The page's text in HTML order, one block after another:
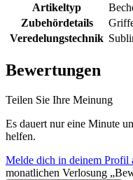
Artikeltyp
Zubehördetails
Veredelungstechnik
Bewertungen
Teilen Sie Ihre Meinung
Es dauert nur eine Minute
helfen.
Melde dich in deinem Profil
monatlichen Verlosung